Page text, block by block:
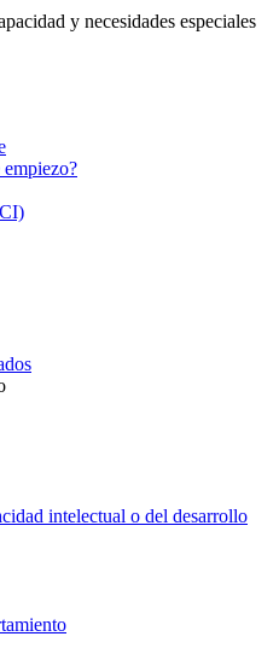
y necesidades especiales
intelectual o del desarrollo